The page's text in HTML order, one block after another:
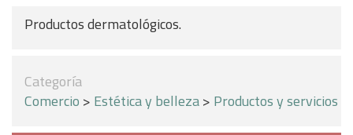
Productos dermatológicos.
Categoría
Comercio > Estética y belleza> Productos y servicios